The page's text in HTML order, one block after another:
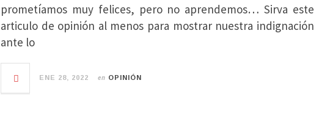
prometíamos muy felices, pero no aprendemos… Sirva este
articulo de opinión al menos para mostrar nuestra indignación
ante lo
ENE 28, 2022 en OPINIÓN